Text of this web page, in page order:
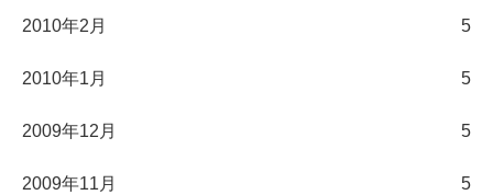
2010年2月 5
2010年1月 5
2009年12月 5
2009年11月 5